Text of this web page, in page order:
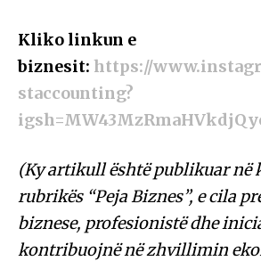
Kliko linkun e
biznesit: https://
staccounting?
(Ky artikull është publikuar në
rubrikës “Peja Biznes”, e cila
biznese, profesionistë dhe
kontribuojnë në zhvillimin